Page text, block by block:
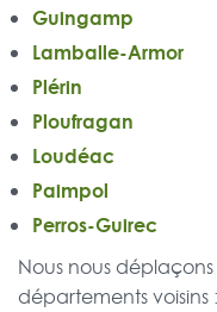
Guingamp
Lamballe-Armor
Plérin
Ploufragan
Loudéac
Paimpol
Perros-Guirec
Nous nous
départements voisins :